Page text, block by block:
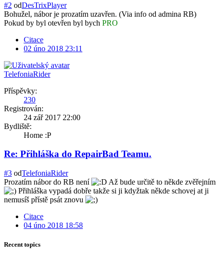
#2 odDesTrixPlayer
Bohužel, nábor je prozatím uzavřen. (Via info od admina RB)
Pokud by byl otevřen byl bych PRO
Citace
02 úno 2018 23:11
TelefoniaRider
Příspěvky:
230
Registrován:
24 zář 2017 22:00
Bydliště:
Home :P
Re: Přihláška do RepairBad Teamu.
#3 odTelefoniaRider
Prozatím nábor do RB není
Až bude určitě to někde zvěřejním
Přihláška vypadá dobře takže si ji kdyžtak někde schovej at ji
nemusíš přístě psát znovu
Citace
04 úno 2018 18:58
Recent topics